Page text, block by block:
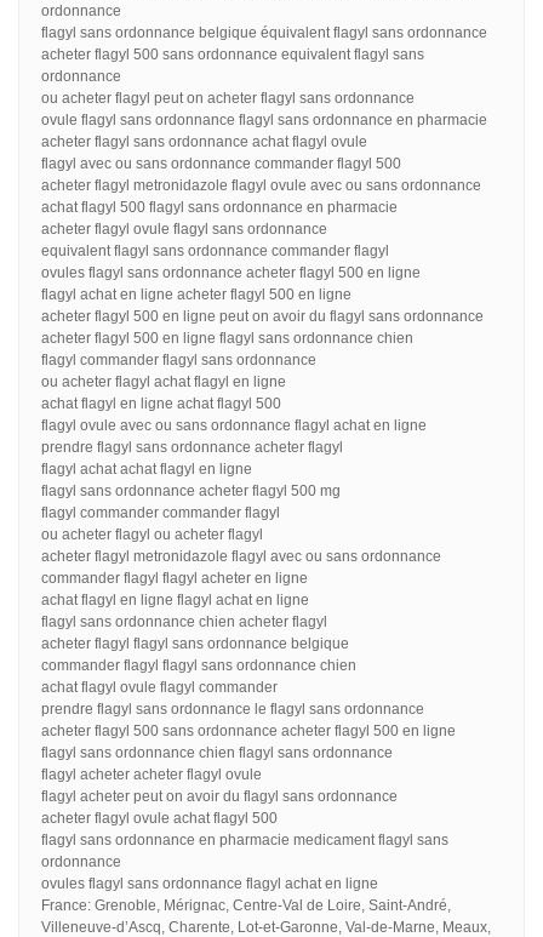
ordonnance
flagyl sans ordonnance belgique équivalent flagyl sans ordonnance
acheter flagyl 500 sans ordonnance equivalent flagyl sans
ordonnance
ou acheter flagyl peut on acheter flagyl sans ordonnance
ovule flagyl sans ordonnance flagyl sans ordonnance en pharmacie
acheter flagyl sans ordonnance achat flagyl ovule
flagyl avec ou sans ordonnance commander flagyl 500
acheter flagyl metronidazole flagyl ovule avec ou sans ordonnance
achat flagyl 500 flagyl sans ordonnance en pharmacie
acheter flagyl ovule flagyl sans ordonnance
equivalent flagyl sans ordonnance commander flagyl
ovules flagyl sans ordonnance acheter flagyl 500 en ligne
flagyl achat en ligne acheter flagyl 500 en ligne
acheter flagyl 500 en ligne peut on avoir du flagyl sans ordonnance
acheter flagyl 500 en ligne flagyl sans ordonnance chien
flagyl commander flagyl sans ordonnance
ou acheter flagyl achat flagyl en ligne
achat flagyl en ligne achat flagyl 500
flagyl ovule avec ou sans ordonnance flagyl achat en ligne
prendre flagyl sans ordonnance acheter flagyl
flagyl achat achat flagyl en ligne
flagyl sans ordonnance acheter flagyl 500 mg
flagyl commander commander flagyl
ou acheter flagyl ou acheter flagyl
acheter flagyl metronidazole flagyl avec ou sans ordonnance
commander flagyl flagyl acheter en ligne
achat flagyl en ligne flagyl achat en ligne
flagyl sans ordonnance chien acheter flagyl
acheter flagyl flagyl sans ordonnance belgique
commander flagyl flagyl sans ordonnance chien
achat flagyl ovule flagyl commander
prendre flagyl sans ordonnance le flagyl sans ordonnance
acheter flagyl 500 sans ordonnance acheter flagyl 500 en ligne
flagyl sans ordonnance chien flagyl sans ordonnance
flagyl acheter acheter flagyl ovule
flagyl acheter peut on avoir du flagyl sans ordonnance
acheter flagyl ovule achat flagyl 500
flagyl sans ordonnance en pharmacie medicament flagyl sans
ordonnance
ovules flagyl sans ordonnance flagyl achat en ligne
France: Grenoble, Mérignac, Centre-Val de Loire, Saint-André,
Villeneuve-d’Ascq, Charente, Lot-et-Garonne, Val-de-Marne, Meaux,